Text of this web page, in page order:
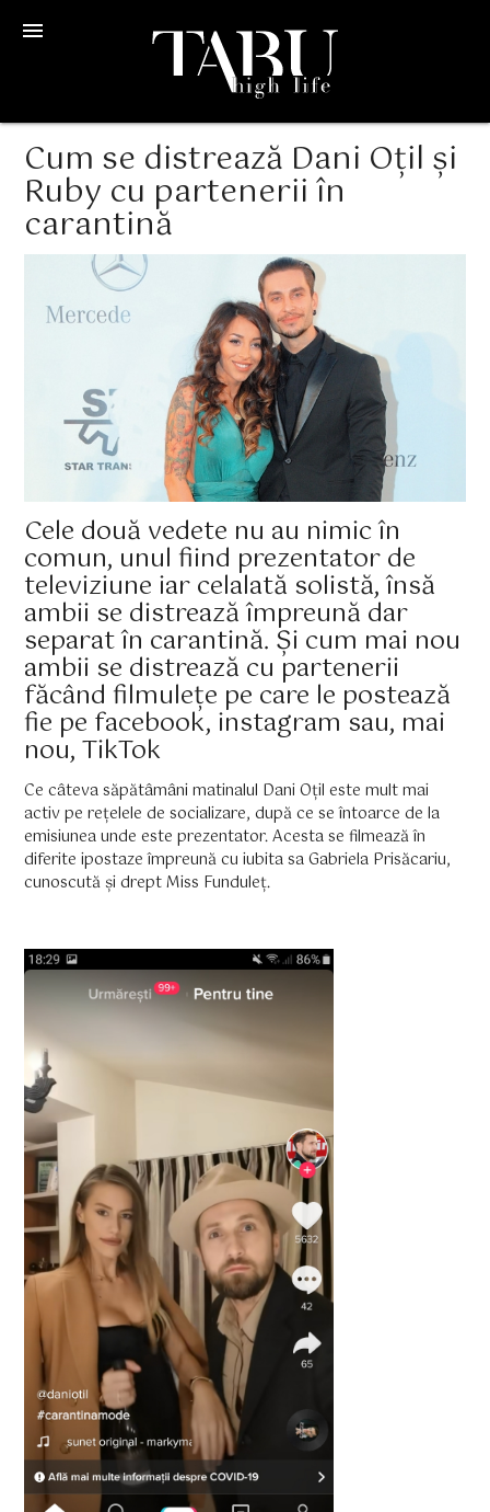
menu
Cum se distrează Dani Oțil și
Ruby cu partenerii în
carantină
Cele două vedete nu au nimic în
comun, unul fiind prezentator de
televiziune iar celalată solistă, însă
ambii se distrează împreună dar
separat în carantină. Și cum mai nou
ambii se distrează cu partenerii
făcând filmulețe pe care le postează
fie pe facebook, instagram sau, mai
nou, TikTok
Ce câteva săpătâmâni matinalul Dani Oțil este mult mai
activ pe rețelele de socializare, după ce se întoarce de la
emisiunea unde este prezentator. Acesta se filmează în
diferite ipostaze împreună cu iubita sa Gabriela Prisăcariu,
cunoscută și drept Miss Funduleț.